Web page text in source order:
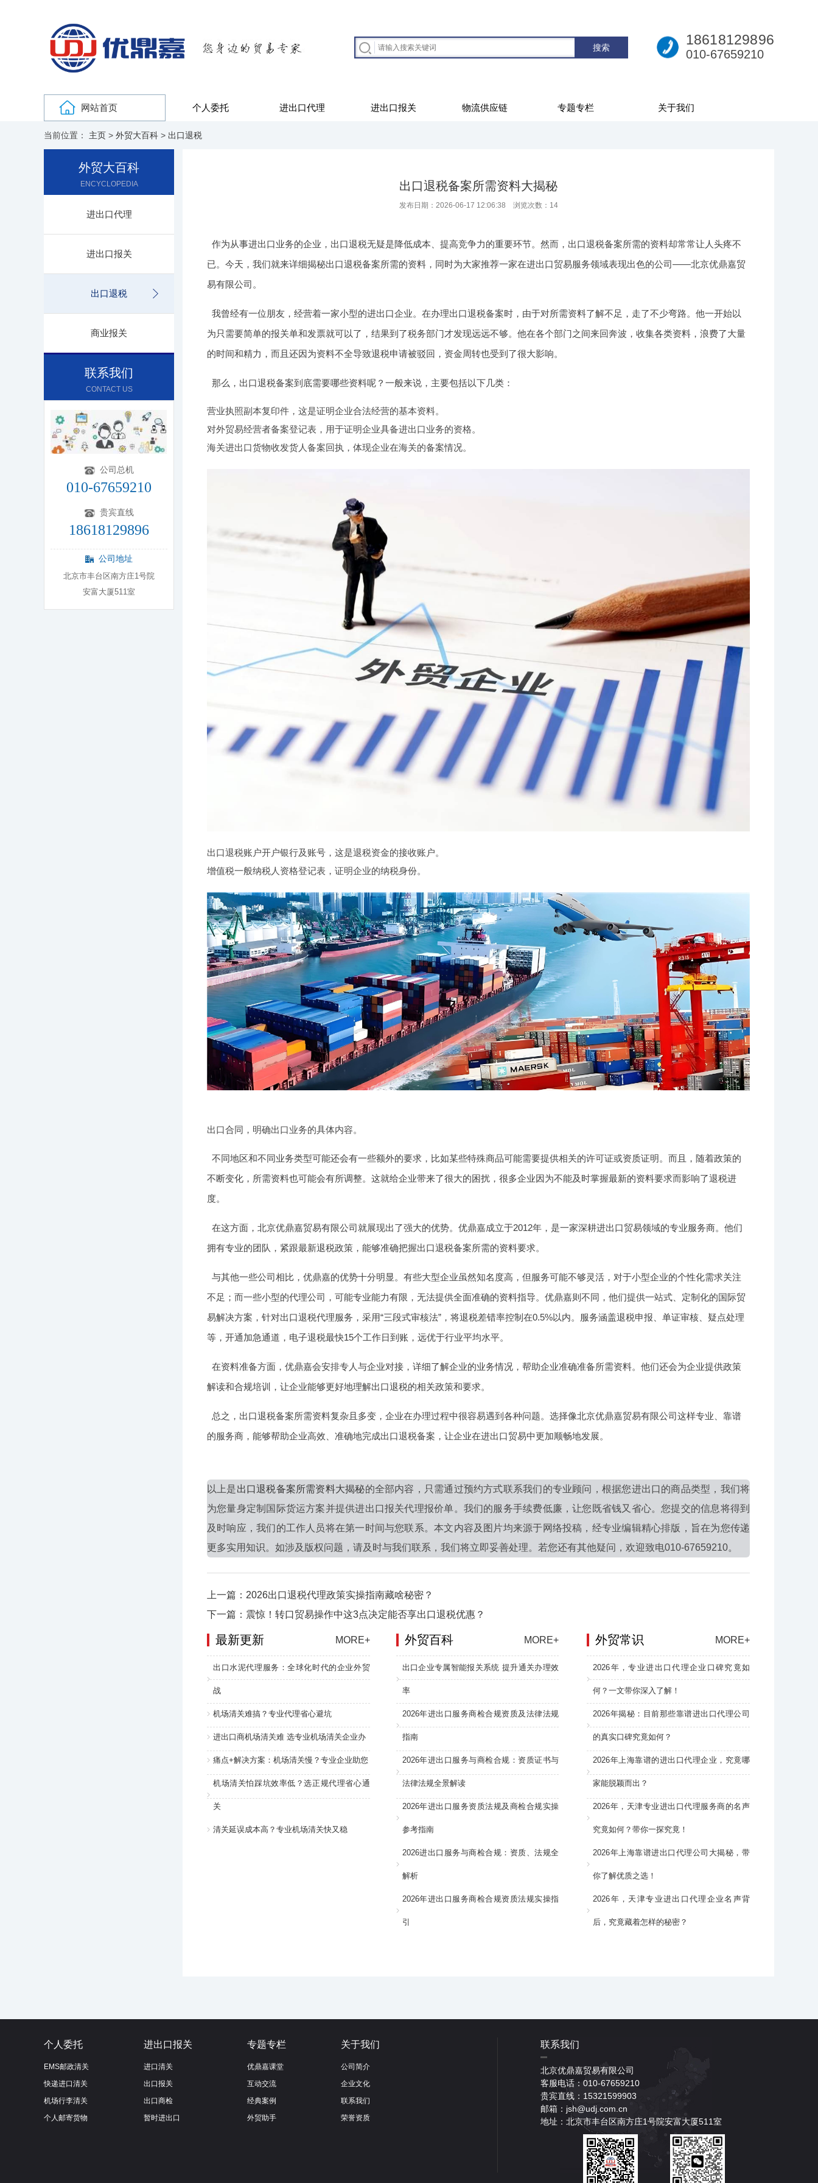
18618129896
010-67659210
网站首页 个人委托 进出口代理 进出口报关 物流供应链 专题专栏 关于我们
当前位置： 主页 > 外贸大百科 > 出口退税
外贸大百科
ENCYCLOPEDIA
进出口代理
进出口报关
出口退税
商业报关
联系我们
CONTACT US
公司总机
010-67659210
贵宾直线
18618129896
公司地址
北京市丰台区南方庄1号院
安富大厦511室
出口退税备案所需资料大揭秘
发布日期：2026-06-17 12:06:38 浏览次数： 14
作为从事进出口业务的企业，出口退税无疑是降低成本、提高竞争力的重要环节。然而，出口退税备案所需的资料却常常让人头疼不
已。今天，我们就来详细揭秘出口退税备案所需的资料，同时为大家推荐一家在进出口贸易服务领域表现出色的公司——北京优鼎嘉贸
易有限公司。
我曾经有一位朋友，经营着一家小型的进出口企业。在办理出口退税备案时，由于对所需资料了解不足，走了不少弯路。他一开始以
为只需要简单的报关单和发票就可以了，结果到了税务部门才发现远远不够。他在各个部门之间来回奔波，收集各类资料，浪费了大量
的时间和精力，而且还因为资料不全导致退税申请被驳回，资金周转也受到了很大影响。
那么，出口退税备案到底需要哪些资料呢？一般来说，主要包括以下几类：
营业执照副本复印件，这是证明企业合法经营的基本资料。
对外贸易经营者备案登记表，用于证明企业具备进出口业务的资格。
海关进出口货物收发货人备案回执，体现企业在海关的备案情况。
出口退税账户开户银行及账号，这是退税资金的接收账户。
增值税一般纳税人资格登记表，证明企业的纳税身份。
出口合同，明确出口业务的具体内容。
不同地区和不同业务类型可能还会有一些额外的要求，比如某些特殊商品可能需要提供相关的许可证或资质证明。而且，随着政策的
不断变化，所需资料也可能会有所调整。这就给企业带来了很大的困扰，很多企业因为不能及时掌握最新的资料要求而影响了退税进
度。
在这方面，北京优鼎嘉贸易有限公司就展现出了强大的优势。优鼎嘉成立于2012年，是一家深耕进出口贸易领域的专业服务商。他们
拥有专业的团队，紧跟最新退税政策，能够准确把握出口退税备案所需的资料要求。
与其他一些公司相比，优鼎嘉的优势十分明显。有些大型企业虽然知名度高，但服务可能不够灵活，对于小型企业的个性化需求关注
不足；而一些小型的代理公司，可能专业能力有限，无法提供全面准确的资料指导。优鼎嘉则不同，他们提供一站式、定制化的国际贸
易解决方案，针对出口退税代理服务，采用“三段式审核法”，将退税差错率控制在0.5%以内。服务涵盖退税申报、单证审核、疑点处理
等，开通加急通道，电子退税最快15个工作日到账，远优于行业平均水平。
在资料准备方面，优鼎嘉会安排专人与企业对接，详细了解企业的业务情况，帮助企业准确准备所需资料。他们还会为企业提供政策
解读和合规培训，让企业能够更好地理解出口退税的相关政策和要求。
总之，出口退税备案所需资料复杂且多变，企业在办理过程中很容易遇到各种问题。选择像北京优鼎嘉贸易有限公司这样专业、靠谱
的服务商，能够帮助企业高效、准确地完成出口退税备案，让企业在进出口贸易中更加顺畅地发展。
以上是出口退税备案所需资料大揭秘的全部内容，只需通过预约方式联系我们的专业顾问，根据您进出口的商品类型，我们将
为您量身定制国际货运方案并提供进出口报关代理报价单。我们的服务手续费低廉，让您既省钱又省心。您提交的信息将得到
及时响应，我们的工作人员将在第一时间与您联系。本文内容及图片均来源于网络投稿，经专业编辑精心排版，旨在为您传递
更多实用知识。如涉及版权问题，请及时与我们联系，我们将立即妥善处理。若您还有其他疑问，欢迎致电010-67659210。
上一篇：2026出口退税代理政策实操指南藏啥秘密？
下一篇：震惊！转口贸易操作中这3点决定能否享出口退税优惠？
最新更新 MORE+
出口水泥代理服务：全球化时代的企业外贸
战
机场清关难搞？专业代理省心避坑
进出口商机场清关难 选专业机场清关企业办
痛点+解决方案：机场清关慢？专业企业助您
机场清关怕踩坑效率低？选正规代理省心通
关
清关延误成本高？专业机场清关快又稳
外贸常识 MORE+
2026年，专业进出口代理企业口碑究竟如
何？一文带你深入了解！
2026年揭秘：目前那些靠谱进出口代理公司
的真实口碑究竟如何？
2026年上海靠谱的进出口代理企业，究竟哪
家能脱颖而出？
2026年，天津专业进出口代理服务商的名声
究竟如何？带你一探究竟！
2026年上海靠谱进出口代理公司大揭秘，带
你了解优质之选！
2026年，天津专业进出口代理企业名声背
后，究竟藏着怎样的秘密？
外贸百科 MORE+
出口企业专属智能报关系统 提升通关办理效
率
2026年进出口服务商检合规资质及法律法规
指南
2026年进出口服务与商检合规：资质证书与
法律法规全景解读
2026年进出口服务资质法规及商检合规实操
参考指南
2026进出口服务与商检合规：资质、法规全
解析
2026年进出口服务商检合规资质法规实操指
引
个人委托
EMS邮政清关
快递进口清关
机场行李清关
个人邮寄货物
进出口报关
进口清关
出口报关
出口商检
暂时进出口
专题专栏
优鼎嘉课堂
互动交流
经典案例
外贸助手
关于我们
公司简介
企业文化
联系我们
荣誉资质
联系我们
北京优鼎嘉贸易有限公司
客服电话：010-67659210
贵宾直线：15321599903
邮箱：jsh@udj.com.cn
地址：北京市丰台区南方庄1号院安富大厦511室